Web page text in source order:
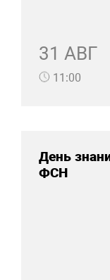
31 АВГ
11:00
День
ФСН